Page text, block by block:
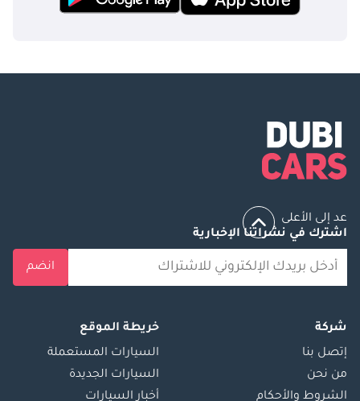
عد إلى الأعلى
اشترك في نشراتنا الإخبارية
انضم
شركة
إتصل بنا
من نحن
الشروط والأحكام
خريطة الموقع
السيارات المستعملة
السيارات الجديدة
أخبار السيارات